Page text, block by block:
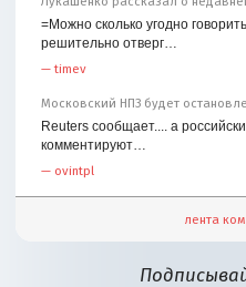
=Можно сколько угодно
решительно отверг…
—timev
Московский НПЗ будет
Reuters сообщает.... а
комментируют…
— ovintpl
лента